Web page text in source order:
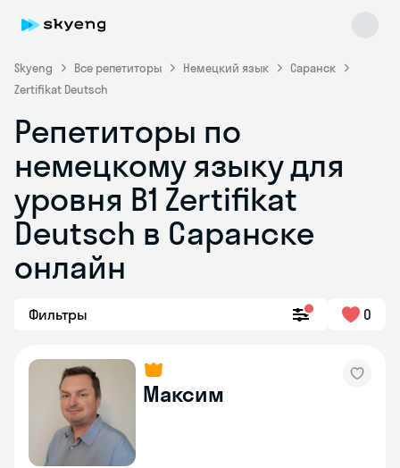
Skyeng Все репетиторы Немецкий язык
Саранск
Zertifikat Deutsch
Репетиторы по
немецкому языку для
уровня B1 Zertifikat
Deutsch в Саранске
онлайн
Фильтры 0
Максим
Skyeng Chat